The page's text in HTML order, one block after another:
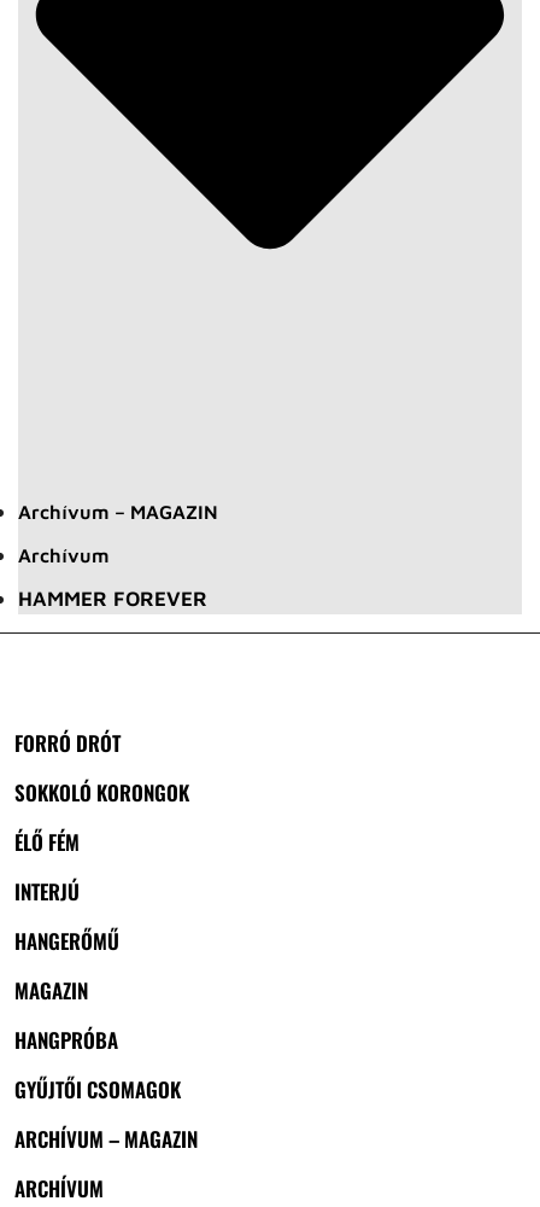
Archívum – MAGAZIN
Archívum
HAMMER FOREVER
FORRÓ DRÓT
SOKKOLÓ KORONGOK
ÉLŐ FÉM
INTERJÚ
HANGERŐMŰ
MAGAZIN
HANGPRÓBA
GYŰJTŐI CSOMAGOK
ARCHÍVUM – MAGAZIN
ARCHÍVUM